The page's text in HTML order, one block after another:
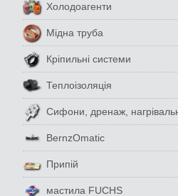
Холодоагенти
Мідна труба
Кріпильні системи
Теплоізоляція
Сифони, дренаж,
BernzOmatic
Припій
мастила FUCHS